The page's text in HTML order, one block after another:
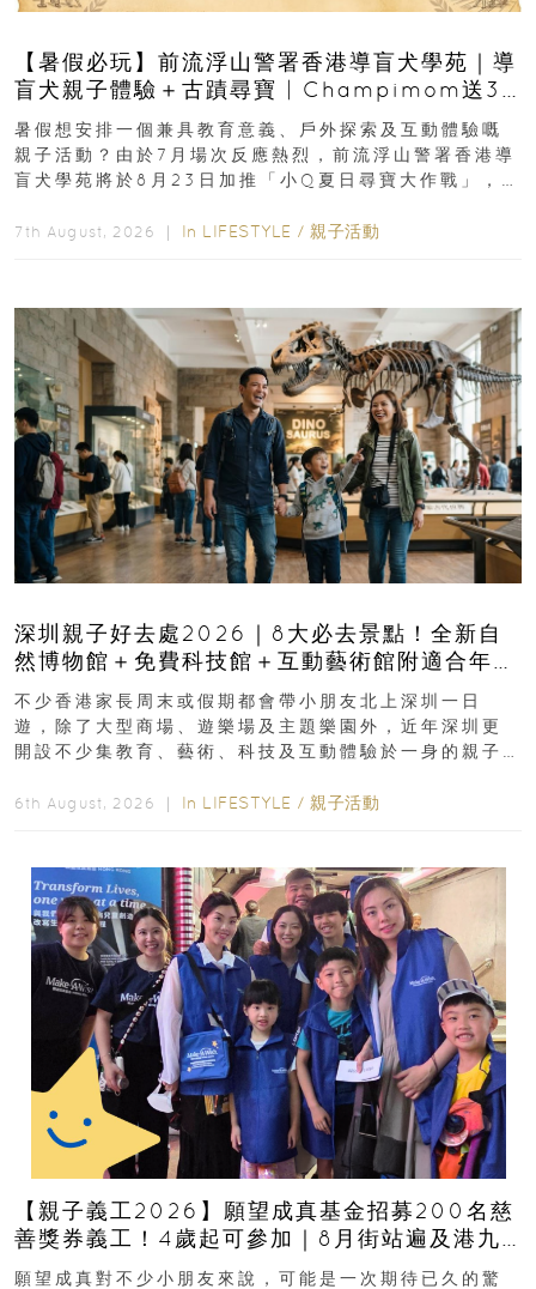
【暑假必玩】前流浮山警署香港導盲犬學苑｜導
盲犬親子體驗＋古蹟尋寶 | Champimom送3
組免費名額
暑假想安排一個兼具教育意義、戶外探索及互動體驗嘅
親子活動？由於7月場次反應熱烈，前流浮山警署香港導
盲犬學苑將於8月23日加推「小Q夏日尋寶大作戰」，家
7th August, 2026 ｜ In LIFESTYLE / 親子活動
深圳親子好去處2026｜8大必去景點！全新自
然博物館＋免費科技館＋互動藝術館附適合年
齡、交通、門票、開放時間
不少香港家長周末或假期都會帶小朋友北上深圳一日
遊，除了大型商場、遊樂場及主題樂園外，近年深圳更
開設不少集教育、藝術、科技及互動體驗於一身的親子
6th August, 2026 ｜ In LIFESTYLE / 親子活動
【親子義工2026】願望成真基金招募200名慈
善獎券義工！4歲起可參加｜8月街站遍及港九
新界
願望成真對不少小朋友來說，可能是一次期待已久的驚